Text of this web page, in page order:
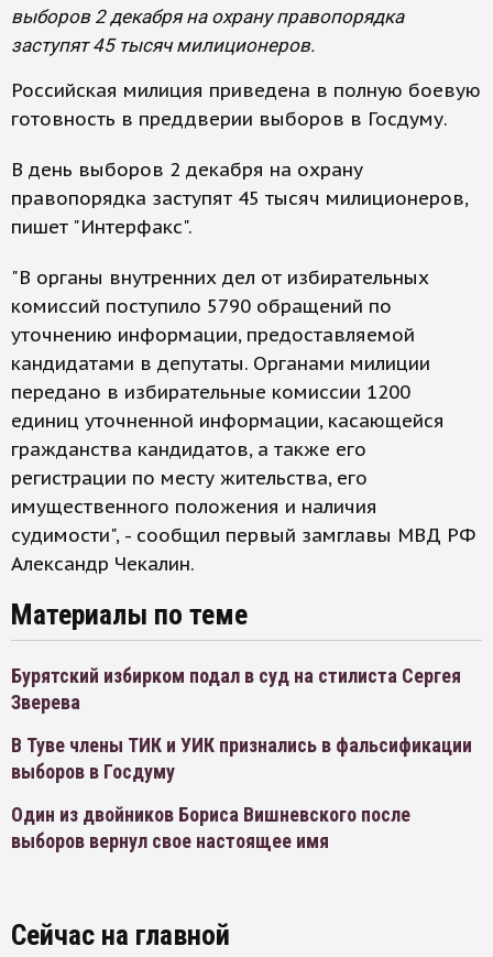
выборов 2 декабря на охрану правопорядка
заступят 45 тысяч милиционеров.
Российская милиция приведена в полную боевую
готовность в преддверии выборов в Госдуму.
В день выборов 2 декабря на охрану
правопорядка заступят 45 тысяч милиционеров,
пишет "Интерфакс".
"В органы внутренних дел от избирательных
комиссий поступило 5790 обращений по
уточнению информации, предоставляемой
кандидатами в депутаты. Органами милиции
передано в избирательные комиссии 1200
единиц уточненной информации, касающейся
гражданства кандидатов, а также его
регистрации по месту жительства, его
имущественного положения и наличия
судимости", - сообщил первый замглавы МВД РФ
Александр Чекалин.
Материалы по теме
Бурятский избирком подал в суд на стилиста Сергея
Зверева
В Туве члены ТИК и УИК признались в фальсификации
выборов в Госдуму
Один из двойников Бориса Вишневского после
выборов вернул свое настоящее имя
Сейчас на главной